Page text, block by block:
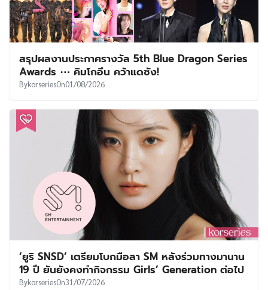
สรุปผลงานประกาศรางวัล 5th Blue Dragon Series
Awards ⋯ คิมโกอึน คว้าแดซัง!
BykorseriesOn01/08/2026
‘ยูริ SNSD’ เตรียมโบกมือลา SM หลังร่วมทางมานาน
19 ปี ยันยังคงทำกิจกรรม Girls’ Generation ต่อไป
BykorseriesOn31/07/2026